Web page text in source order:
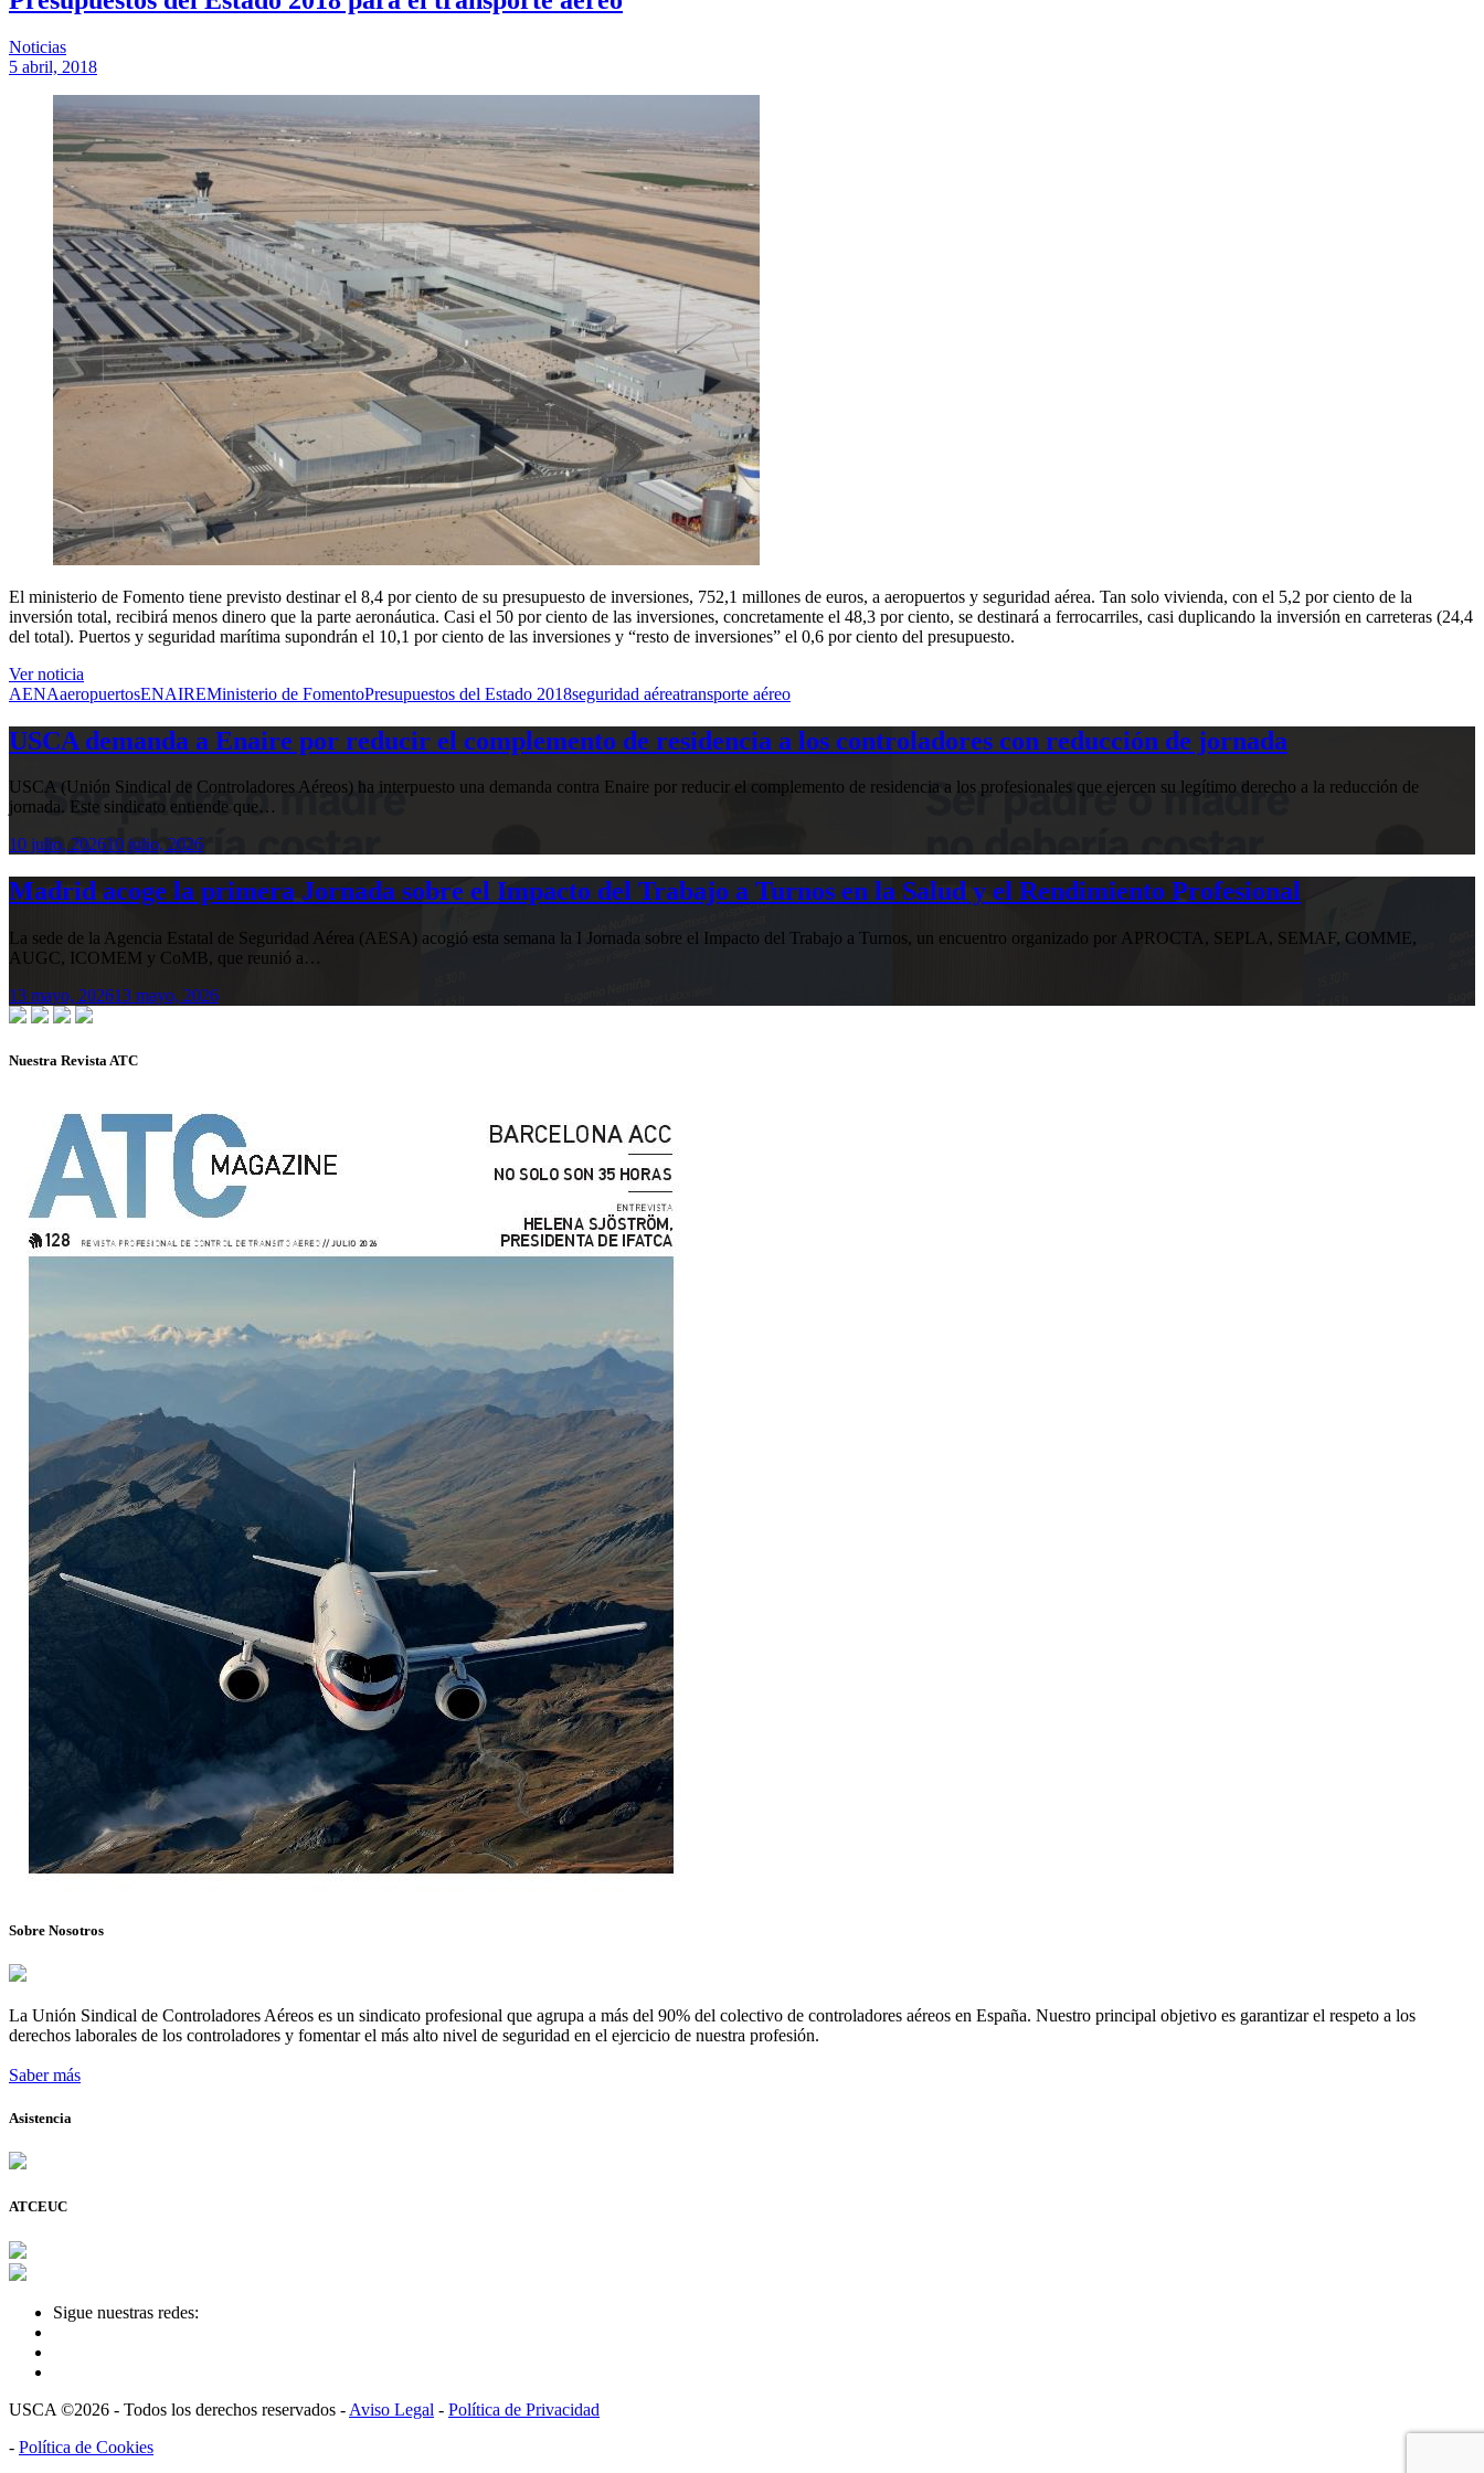
Noticias
5 abril, 2018
El ministerio de Fomento tiene previsto destinar el 8,4 por ciento de su presupuesto de inversiones, 752,1 millones de euros, a aeropuertos y seguridad aérea. Tan solo vivienda, con el 5,2 por ciento de la
inversión total, recibirá menos dinero que la parte aeronáutica. Casi el 50 por ciento de las inversiones, concretamente el 48,3 por ciento, se destinará a ferrocarriles, casi duplicando la inversión en carreteras (24,4
del total). Puertos y seguridad marítima supondrán el 10,1 por ciento de las inversiones y “resto de inversiones” el 0,6 por ciento del presupuesto.
Ver noticia
AENAaeropuertosENAIREMinisterio de FomentoPresupuestos del Estado 2018seguridad aéreatransporte aéreo
USCA demanda a Enaire por reducir el complemento de residencia a los controladores con reducción de jornada
USCA (Unión Sindical de Controladores Aéreos) ha interpuesto una demanda contra Enaire por reducir el complemento de residencia a los profesionales que ejercen su legítimo derecho a la reducción de
jornada. Este sindicato entiende que…
10 julio, 202610 julio, 2026
Madrid acoge la primera Jornada sobre el Impacto del Trabajo a Turnos en la Salud y el Rendimiento Profesional
La sede de la Agencia Estatal de Seguridad Aérea (AESA) acogió esta semana la I Jornada sobre el Impacto del Trabajo a Turnos, un encuentro organizado por APROCTA, SEPLA, SEMAF, COMME,
AUGC, ICOMEM y CoMB, que reunió a…
13 mayo, 202613 mayo, 2026
Nuestra Revista ATC
Sobre Nosotros
La Unión Sindical de Controladores Aéreos es un sindicato profesional que agrupa a más del 90% del colectivo de controladores aéreos en España. Nuestro principal objetivo es garantizar el respeto a los
derechos laborales de los controladores y fomentar el más alto nivel de seguridad en el ejercicio de nuestra profesión.
Saber más
Asistencia
ATCEUC
Sigue nuestras redes:
USCA ©2026 - Todos los derechos reservados - Aviso Legal - Política de Privacidad
- Política de Cookies